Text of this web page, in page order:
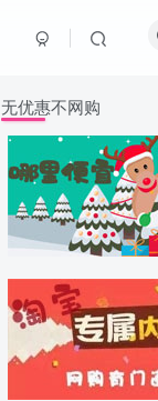
无优惠不网购